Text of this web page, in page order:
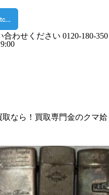
取なら！買取専門金のクマ姶